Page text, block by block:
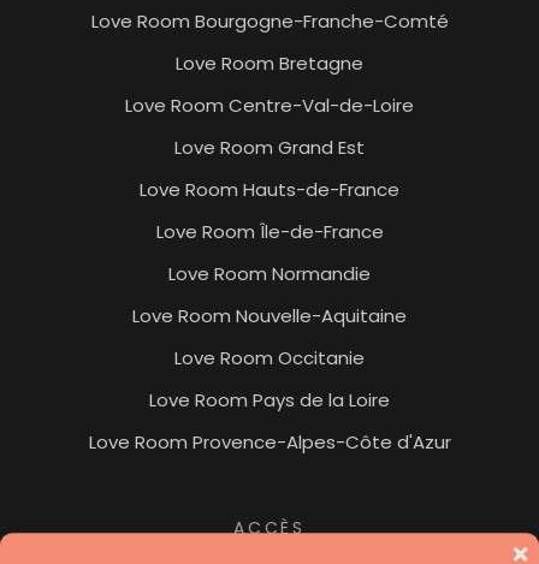
Love Room Bourgogne-Franche-Comté
Love Room Bretagne
Love Room Centre-Val-de-Loire
Love Room Grand Est
Love Room Hauts-de-France
Love Room Île-de-France
Love Room Normandie
Love Room Nouvelle-Aquitaine
Love Room Occitanie
Love Room Pays de la Loire
Love Room Provence-Alpes-Côte d'Azur
ACCÈS